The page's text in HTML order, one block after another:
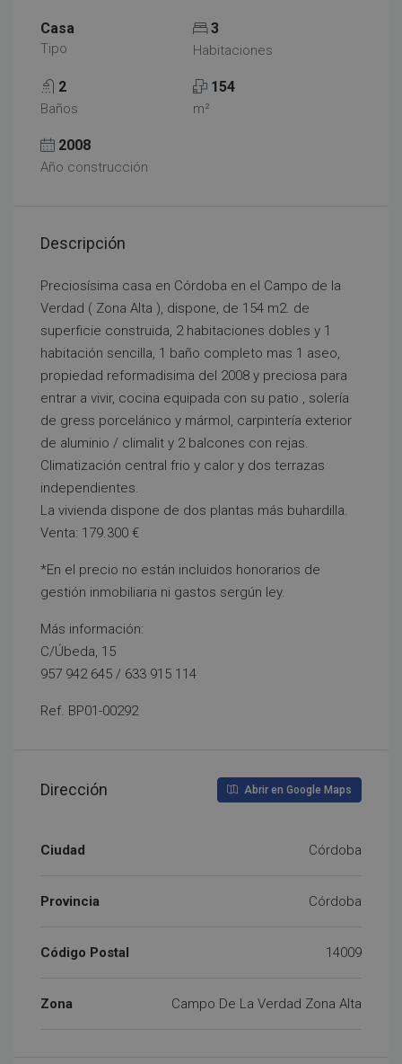
Casa
Tipo
3
Habitaciones
2
Baños
154
m²
2008
Año construcción
Descripción
Preciosísima casa en Córdoba en el Campo de la
Verdad ( Zona Alta ), dispone, de 154 m2. de
superficie construida, 2 habitaciones dobles y 1
habitación sencilla, 1 baño completo mas 1 aseo,
propiedad reformadisima del 2008 y preciosa para
entrar a vivir, cocina equipada con su patio , solería
de gress porcelánico y mármol, carpintería exterior
de aluminio / climalit y 2 balcones con rejas.
Climatización central frio y calor y dos terrazas
independientes.
La vivienda dispone de dos plantas más buhardilla.
Venta: 179.300 €
*En el precio no están incluidos honorarios de
gestión inmobiliaria ni gastos sergún ley.
Más información:
C/Úbeda, 15
957 942 645 / 633 915 114
Ref. BP01-00292
Dirección Abrir en Google Maps
Ciudad Córdoba
Provincia Córdoba
Código Postal 14009
Zona Campo De La Verdad Zona Alta